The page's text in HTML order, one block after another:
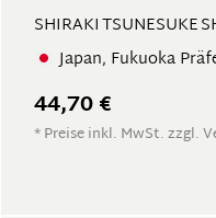
SHIRAKI TSUNESUKE
Japan, Fukuoka
44,70 €
* Preise inkl. MwSt. zzgl.